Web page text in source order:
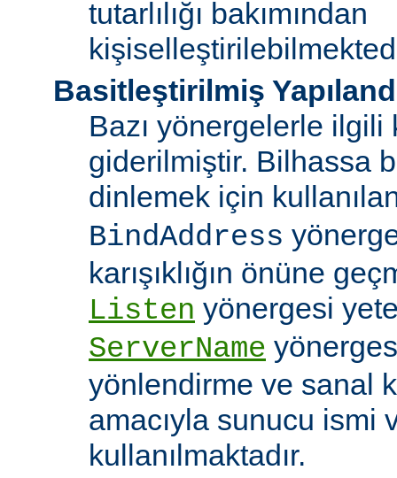
tutarlılığı bakımından
Basitleştirilmiş
Bazı yönergelerle ilgili
giderilmiştir. Bilhassa
dinlemek için
BindAddress
karışıklığın önüne
Listen yönergesi
ServerName
yönlendirme ve sanal
amacıyla sunucu ismi
kullanılmaktadır.